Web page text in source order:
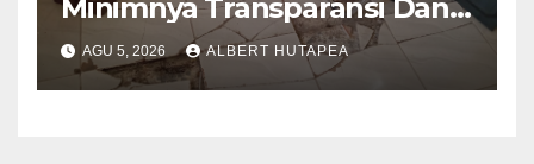
Minimnya Transparansi Dana
BOS dan SPP di SMKN 14
Medan ke DPRD Sumut
AGU 5, 2026 ALBERT HUTAPEA